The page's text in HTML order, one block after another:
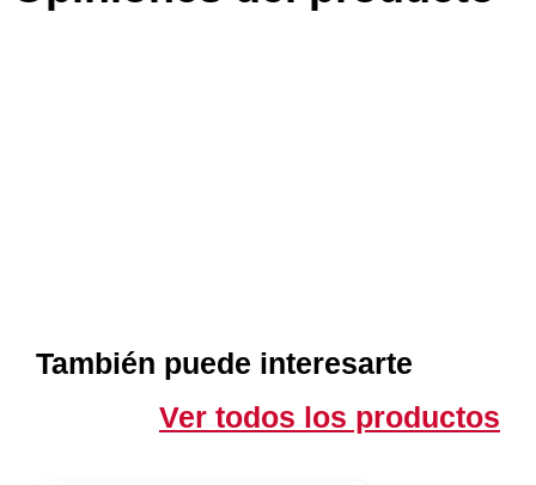
También puede interesarte
Ver todos los productos